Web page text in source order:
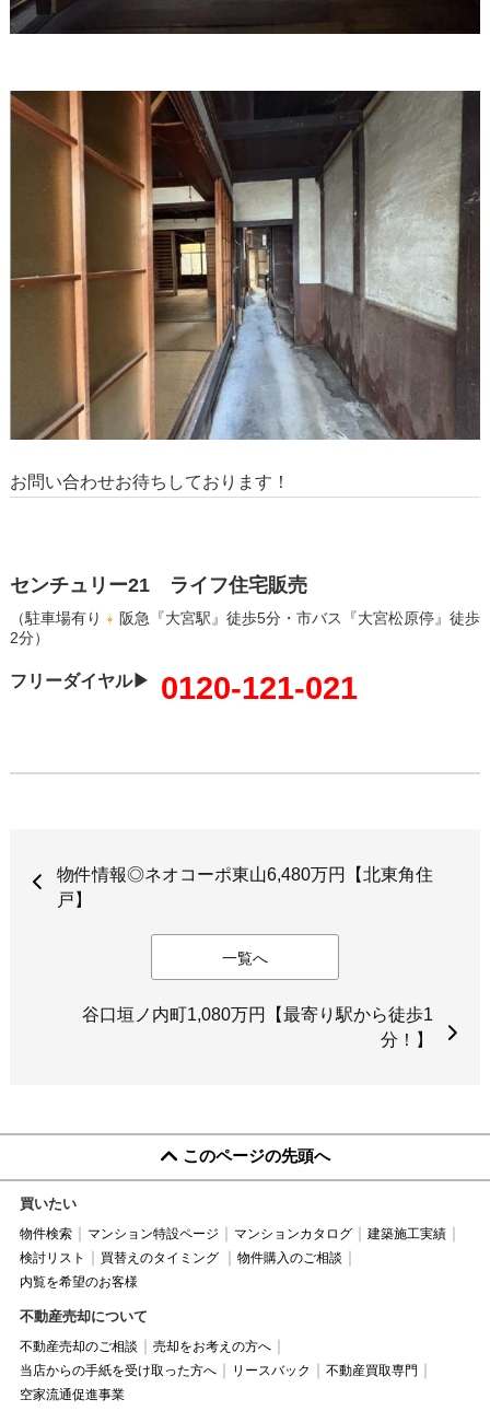
お問い合わせお待ちしております！
センチュリー21 ライフ住宅販売
（駐車場有り
阪急『大宮駅』徒歩5分・市バス『大宮松原停』徒歩
2分）
フリーダイヤル▶ 0120-121-021
物件情報◎ネオコーポ東山6,480万円【北東角住
戸】
一覧へ
谷口垣ノ内町1,080万円【最寄り駅から徒歩1
分！】
このページの先頭へ
買いたい
物件検索 マンション特設ページ マンションカタログ
建築施工実績
検討リスト
買替えのタイミング
物件購入のご相談
内覧を希望のお客様
不動産売却について
不動産売却のご相談
売却をお考えの方へ
当店からの手紙を受け取った方へ
リースバック
不動産買取専門
空家流通促進事業